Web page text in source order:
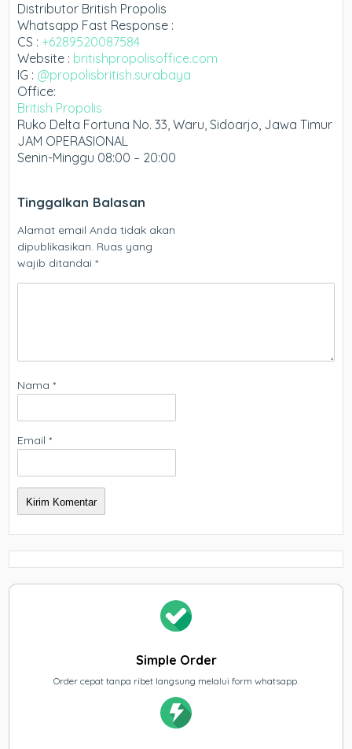
Distributor British Propolis
Whatsapp Fast Response :
CS : +6289520087584
Website : britishpropolisoffice.com
IG : @propolisbritish.surabaya
Office:
British Propolis
Ruko Delta Fortuna No. 33, Waru, Sidoarjo, Jawa Timur
JAM OPERASIONAL
Senin-Minggu 08:00 – 20:00
Tinggalkan Balasan
Alamat email Anda tidak akan
dipublikasikan. Ruas yang
wajib ditandai*
Nama*
Email*
Simple Order
Order cepat tanpa ribet langsung melalui form whatsapp.